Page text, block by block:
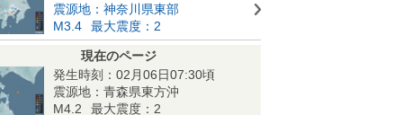
震源地：神奈川県東部
M3.4
最大震度：2
現在のページ
発生時刻：02月06日07:30頃
震源地：青森県東方沖
M4.2
最大震度：2